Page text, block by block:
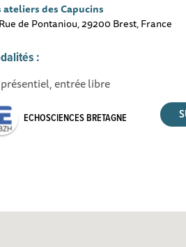
ateliers des Capucins
de Pontaniou, 29200 Brest, France
:
entrée libre
ECHOSCIENCES BRETAGNE